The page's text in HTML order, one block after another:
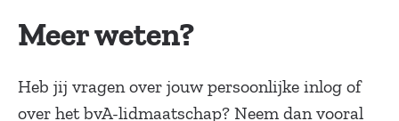
Meer weten?
Heb jij vragen over jouw persoonlijke inlog of
over het bvA-lidmaatschap? Neem dan vooral